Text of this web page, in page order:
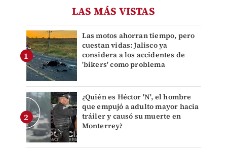
LAS MÁS VISTAS
Las motos ahorran tiempo, pero
cuestan vidas: Jalisco ya
considera a los accidentes de
'bikers' como problema
¿Quién es Héctor 'N', el hombre
que empujó a adulto mayor hacia
tráiler y causó su muerte en
Monterrey?